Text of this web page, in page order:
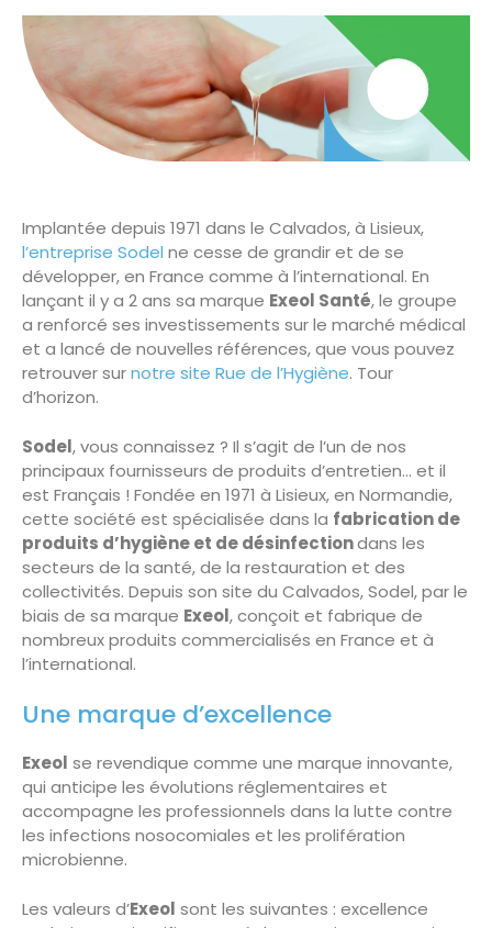
Implantée depuis 1971 dans le Calvados, à Lisieux,
l’entreprise Sodel ne cesse de grandir et de se
développer, en France comme à l’international. En
lançant il y a 2 ans sa marque Exeol Santé, le groupe
a renforcé ses investissements sur le marché médical
et a lancé de nouvelles références, que vous pouvez
retrouver surnotre site Rue de l’Hygiène. Tour
d’horizon.
Sodel, vous connaissez ? Il s’agit de l’un de nos
principaux fournisseurs de produits d’entretien… et il
est Français ! Fondée en 1971 à Lisieux, en Normandie,
cette société est spécialisée dans la fabrication de
produits d’hygiène et de désinfectiondans les
secteurs de la santé, de la restauration et des
collectivités. Depuis son site du Calvados, Sodel, par le
biais de sa marque Exeol, conçoit et fabrique de
nombreux produits commercialisés en France et à
l’international.
Une marque d’excellence
Exeol se revendique comme une marque innovante,
qui anticipe les évolutions réglementaires et
accompagne les professionnels dans la lutte contre
les infections nosocomiales et les prolifération
microbienne.
Les valeurs d’Exeol sont les suivantes : excellence